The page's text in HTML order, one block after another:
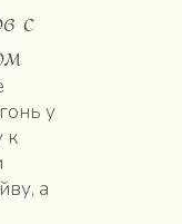
с
у
к
а